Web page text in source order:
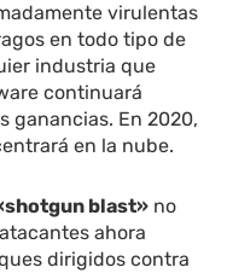
virulentas
en todo tipo de
industria que
continuará
ganancias. En 2020,
en la nube.
blast» no
ahora
dirigidos contra